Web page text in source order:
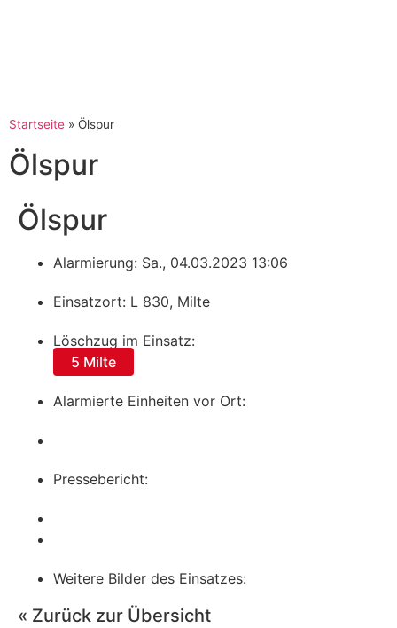
Startseite » Ölspur
Ölspur
Ölspur
Alarmierung: Sa., 04.03.2023 13:06
Einsatzort: L 830, Milte
Löschzug im Einsatz:
5 Milte
Alarmierte Einheiten vor Ort:
Pressebericht:
Weitere Bilder des Einsatzes:
« Zurück zur Übersicht